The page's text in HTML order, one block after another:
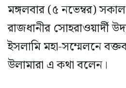
মঙ্গলবার (৫ নভেম্বর)
রাজধানীর সোহরাওয়ার্দী
ইসলামি মহা-সম্মেলনে
উলামারা এ কথা বলেন।